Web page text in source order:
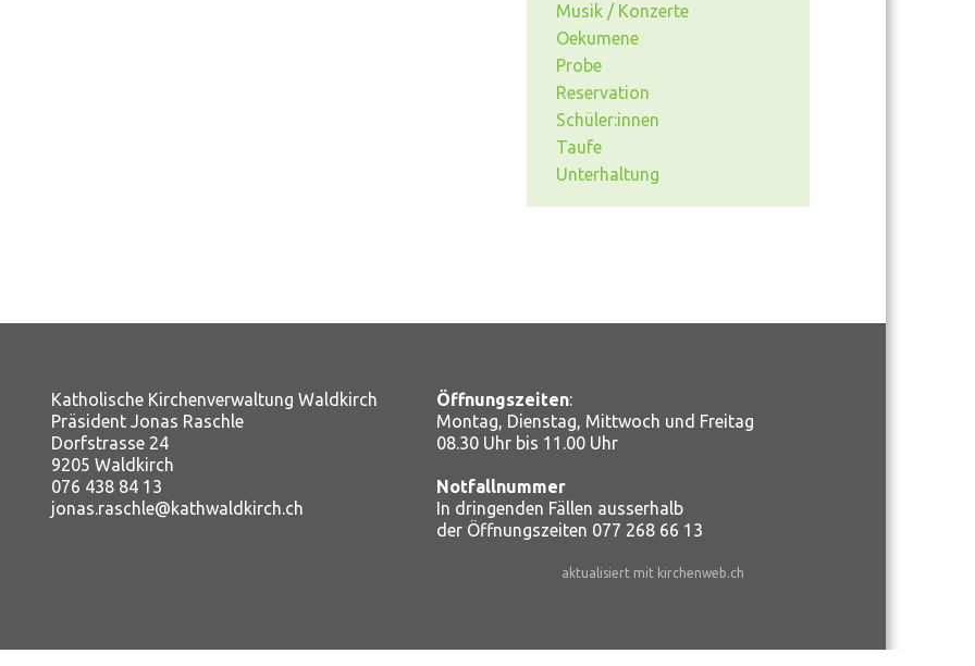
Musik / Konzerte
Oekumene
Probe
Reservation
Schüler:innen
Taufe
Unterhaltung
Katholische Kirchenverwaltung Waldkirch
Präsident Jonas Raschle
Dorfstrasse 24
9205 Waldkirch
076 438 84 13
jonas.raschle@kathwaldkirch.ch
Öffnungszeiten:
Montag, Dienstag, Mittwoch und Freitag
08.30 Uhr bis 11.00 Uhr
Notfallnummer
In dringenden Fällen ausserhalb
der Öffnungszeiten 077 268 66 13
aktualisiert mit kirchenweb.ch